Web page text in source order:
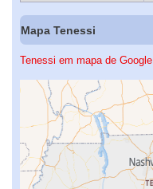
Mapa Tenessi
Tenessi em mapa de Google